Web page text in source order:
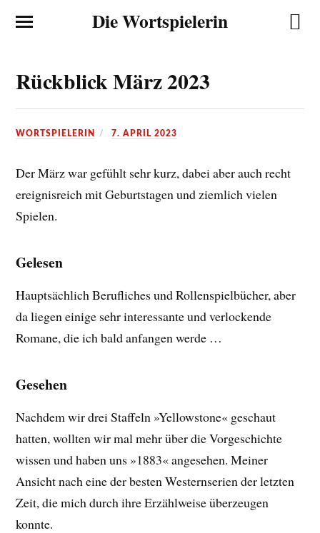
Die Wortspielerin
Rückblick März 2023
WORTSPIELERIN 7. APRIL 2023
Der März war gefühlt sehr kurz, dabei aber auch recht
ereignisreich mit Geburtstagen und ziemlich vielen
Spielen.
Gelesen
Hauptsächlich Berufliches und Rollenspielbücher, aber
da liegen einige sehr interessante und verlockende
Romane, die ich bald anfangen werde …
Gesehen
Nachdem wir drei Staffeln »Yellowstone« geschaut
hatten, wollten wir mal mehr über die Vorgeschichte
wissen und haben uns »1883« angesehen. Meiner
Ansicht nach eine der besten Westernserien der letzten
Zeit, die mich durch ihre Erzählweise überzeugen
konnte.